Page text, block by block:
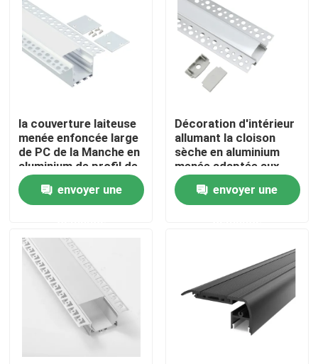
Maison
Produits
Au sujet de nous
Visite d'usine
Contrôle de qualité
la couverture laiteuse
menée enfoncée large
de PC de la Manche en
aluminium de profil de
74mm a mené la
lumière linéaire
envoyer une
Décoration d'intérieur
allumant la cloison
sèche en aluminium
menée adaptée aux
besoins du client de
gypse de profil
envoyer une